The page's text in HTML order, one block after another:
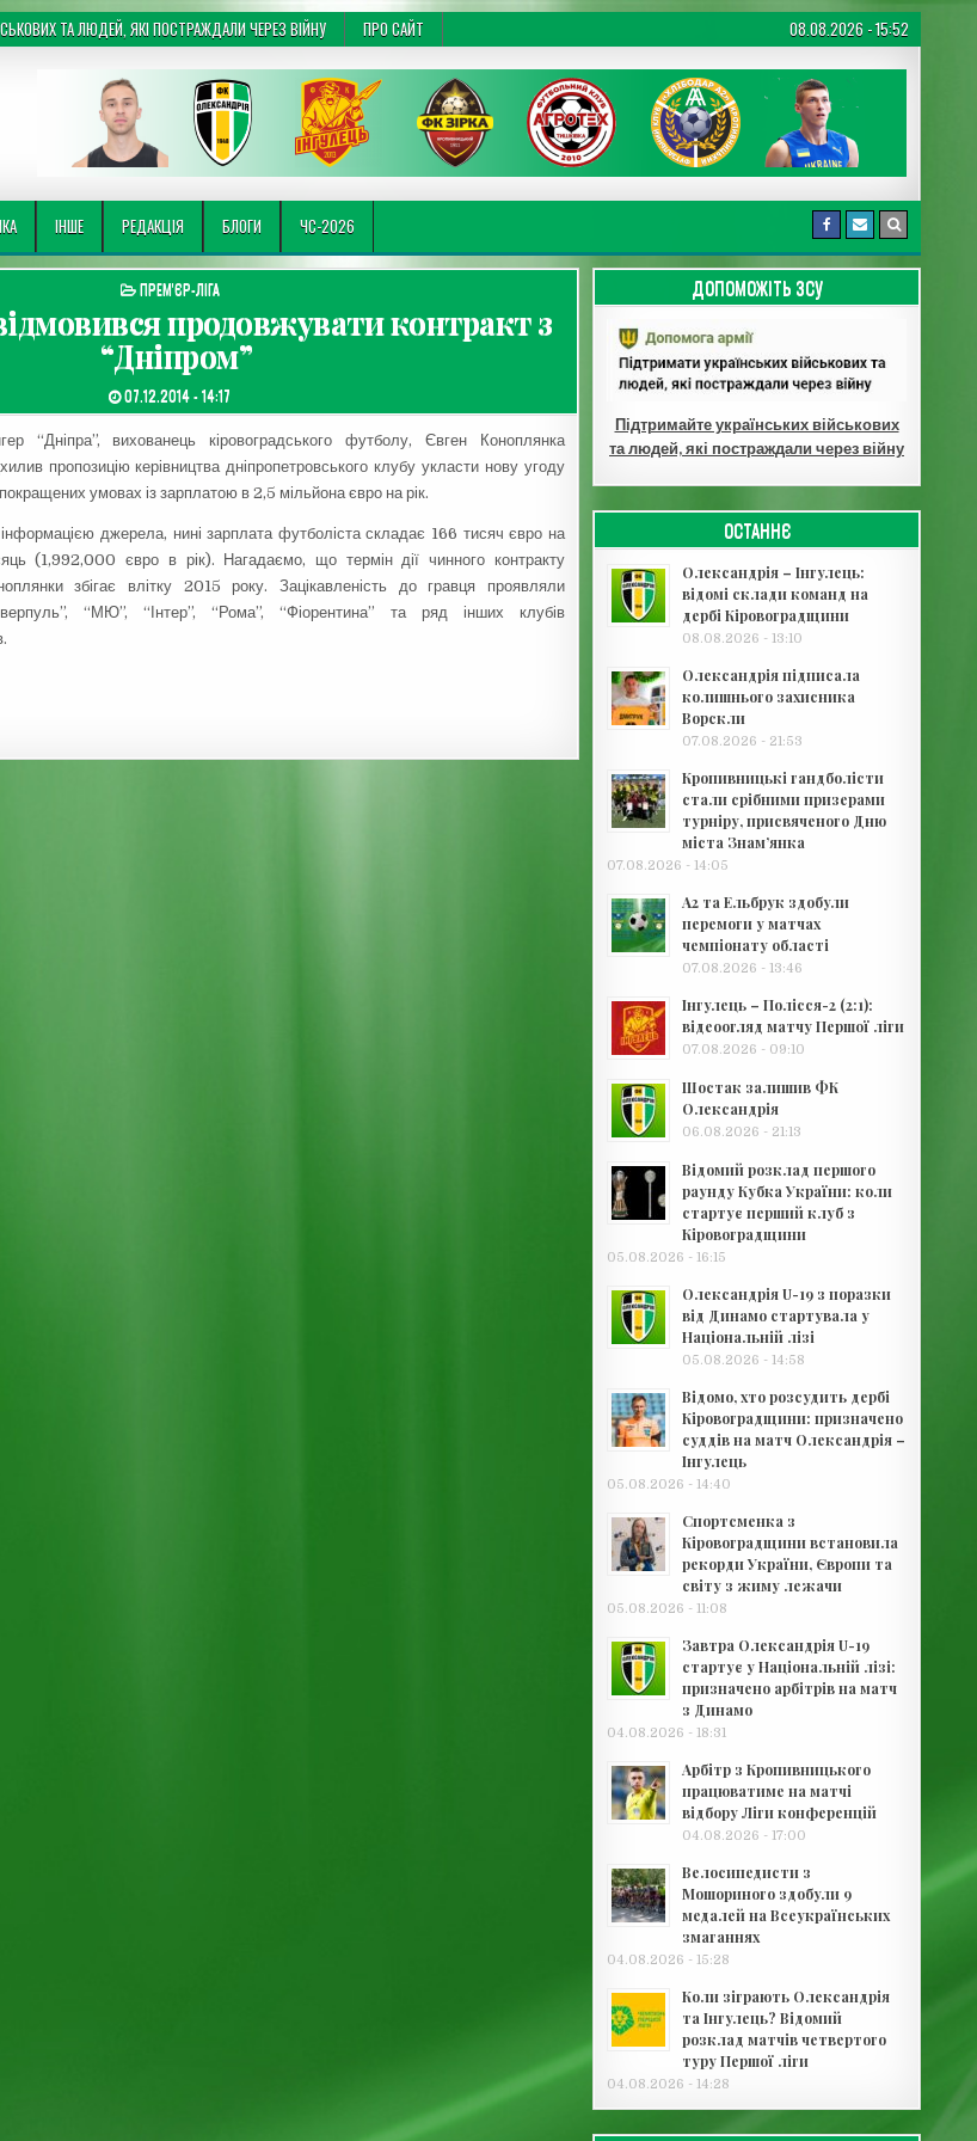
ТА ЛЮДЕЙ, ЯКІ ПОСТРАЖДАЛИ ЧЕРЕЗ ВІЙНУ ПРО САЙТ 08.08.2026 - 15:52
ІНШЕ РЕДАКЦІЯ БЛОГИ ЧС-2026
ОПУБЛІКУВАТИ В
ПРЕМ'ЄР-ЛІГА
продовжувати контракт з
“Дніпром”
ДАТА ЗАПИСИ:
07.12.2014 - 14:17
“Дніпра”, вихованець кіровоградського футболу, Євген Коноплянка
пропозицію керівництва дніпропетровського клубу укласти нову угоду
умовах із зарплатою в 2,5 мільйона євро на рік.
джерела, нині зарплата футболіста складає 166 тисяч євро на
(1,992,000 євро в рік). Нагадаємо, що термін дії чинного контракту
збігає влітку 2015 року. Зацікавленість до гравця проявляли
“МЮ”, “Інтер”, “Рома”, “Фіорентина” та ряд інших клубів
ДОПОМОЖІТЬ ЗСУ
Підтримайте українських військових
та людей, які постраждали через війну
ОСТАННЄ
Олександрія – Інгулець:
відомі склади команд на
дербі Кіровоградщини
08.08.2026 - 13:10
Олександрія підписала
колишнього захисника
Ворскли
07.08.2026 - 21:53
Кропивницькі гандболісти
стали срібними призерами
турніру, присвяченого Дню
міста Знам’янка
07.08.2026 - 14:05
А2 та Ельбрук здобули
перемоги у матчах
чемпіонату області
07.08.2026 - 13:46
Інгулець – Полісся-2 (2:1):
відеоогляд матчу Першої ліги
07.08.2026 - 09:10
Шостак залишив ФК
Олександрія
06.08.2026 - 21:13
Відомий розклад першого
раунду Кубка України: коли
стартує перший клуб з
Кіровоградщини
05.08.2026 - 16:15
Олександрія U-19 з поразки
від Динамо стартувала у
Національній лізі
05.08.2026 - 14:58
Відомо, хто розсудить дербі
Кіровоградщини: призначено
суддів на матч Олександрія –
Інгулець
05.08.2026 - 14:40
Спортсменка з
Кіровоградщини встановила
рекорди України, Європи та
світу з жиму лежачи
05.08.2026 - 11:08
Завтра Олександрія U-19
стартує у Національній лізі:
призначено арбітрів на матч
з Динамо
04.08.2026 - 18:31
Арбітр з Кропивницького
працюватиме на матчі
відбору Ліги конференцій
04.08.2026 - 17:00
Велосипедисти з
Мошориного здобули 9
медалей на Всеукраїнських
змаганнях
04.08.2026 - 15:28
Коли зіграють Олександрія
та Інгулець? Відомий
розклад матчів четвертого
туру Першої ліги
04.08.2026 - 14:28